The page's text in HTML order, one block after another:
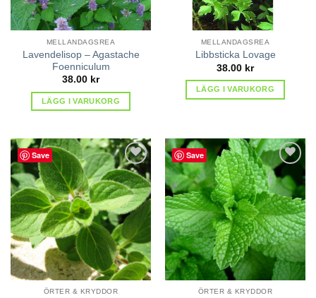
MELLANDAGSREA
Lavendelisop – Agastache
Foenniculum
38.00 kr
LÄGG I VARUKORG
MELLANDAGSREA
Libbsticka Lovage
38.00 kr
LÄGG I VARUKORG
Save
lägg till
i
favoriter
ÖRTER & KRYDDOR
Save
lägg till
i
favoriter
ÖRTER & KRYDDOR